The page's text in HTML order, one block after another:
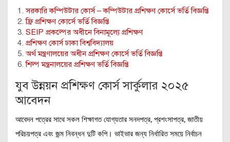
সরকারি কম্পিউটার কোর্স – কম্পিউটার প্রশিক্ষণ কোর্সে ভর্তি বিজ্ঞপ্তি
ফ্রি প্রশিক্ষণ কোর্সে ভর্তি বিজ্ঞপ্তি
SEIP প্রকল্পের অধীনে বিনামূল্যে প্রশিক্ষণ
প্রশিক্ষণ কোর্স ঢাকা বিশ্ববিদ্যালয়
অর্থ মন্ত্রণালয়ের অধীন প্রশিক্ষণ কোর্সে ভর্তি বিজ্ঞপ্তি
শিল্প মন্ত্রনালয়ের প্রশিক্ষণ ভর্তি বিজ্ঞপ্তি
যুব উন্নয়ন প্রশিক্ষণ কোর্স সার্কুলার ২০২৫
আবেদন
আবেদন পত্রের সাথে সকল শিক্ষাগত যোগ্যতার সনদপত্র, প্রশংসাপত্র, জাতীয়
পরিচয়পত্র এবং জন্ম নিবন্ধন দুটি কপি। ভাইভার জন্য নির্ধারিত সময়ে নির্বাচন